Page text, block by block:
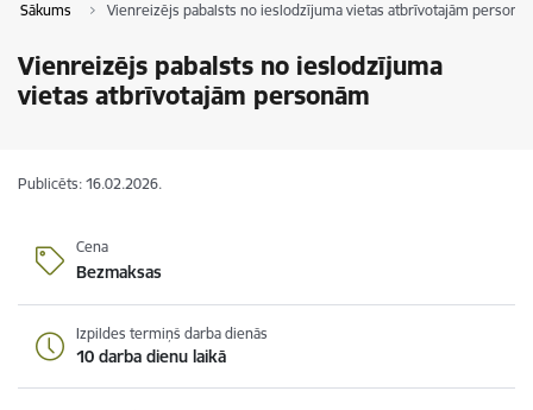
Sākums Vienreizējs pabalsts no ieslodzījuma vietas atbrīvotajām
Vienreizējs pabalsts no ieslodzījuma
vietas atbrīvotajām personām
Publicēts: 16.02.2026.
Cena
Bezmaksas
Izpildes termiņš darba dienās
10 darba dienu laikā